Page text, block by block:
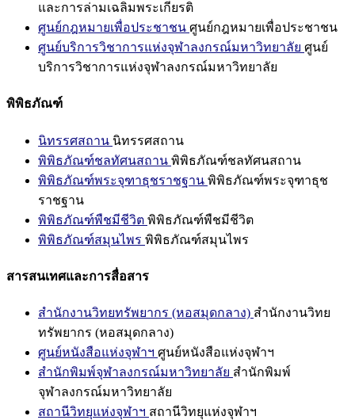
และการล่ามเฉลิมพระเกียรติ
ศูนย์กฎหมายเพื่อประชาชน ศูนย์กฎหมายเพื่อประชาชน
ศูนย์บริการวิชาการแห่งจุฬาลงกรณ์มหาวิทยาลัย ศูนย์
บริการวิชาการแห่งจุฬาลงกรณ์มหาวิทยาลัย
พิพิธภัณฑ์
นิทรรศสถาน นิทรรศสถาน
พิพิธภัณฑ์ชลทัศนสถาน พิพิธภัณฑ์ชลทัศนสถาน
พิพิธภัณฑ์พระจุฑาธุชราชฐาน พิพิธภัณฑ์พระจุฑาธุช
ราชฐาน
พิพิธภัณฑ์พืชมีชีวิต พิพิธภัณฑ์พืชมีชีวิต
พิพิธภัณฑ์สมุนไพร พิพิธภัณฑ์สมุนไพร
สารสนเทศและการสื่อสาร
สำนักงานวิทยทรัพยากร (หอสมุดกลาง) สำนักงานวิทย
ทรัพยากร (หอสมุดกลาง)
ศูนย์หนังสือแห่งจุฬาฯ ศูนย์หนังสือแห่งจุฬาฯ
สำนักพิมพ์จุฬาลงกรณ์มหาวิทยาลัย สำนักพิมพ์
จุฬาลงกรณ์มหาวิทยาลัย
สถานีวิทยุแห่งจุฬาฯ สถานีวิทยุแห่งจุฬาฯ